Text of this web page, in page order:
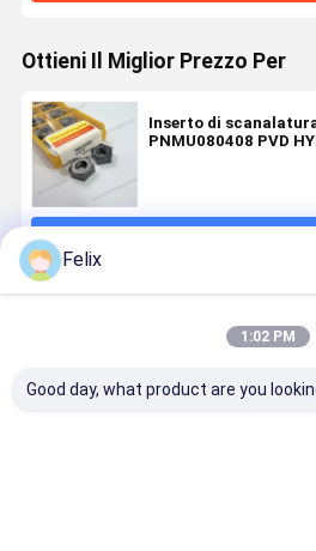
Ottieni Il Miglior Prezzo Per
Inserto di
PNMU080408 PVD
Prodotti Raccomandati
Felix
1:02 PM
Good day, what product are you